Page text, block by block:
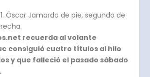
Óscar Jamardo de pie, segundo de
recuerda al volante
consiguió cuatro títulos al hilo
y que falleció el pasado sábado